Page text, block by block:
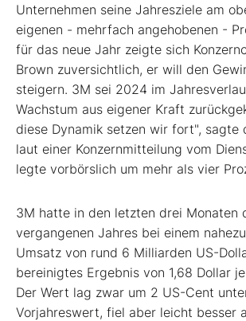
Unternehmen seine Jahresziele am
eigenen - mehrfach angehobenen -
für das neue Jahr zeigte sich
Brown zuversichtlich, er will den
steigern. 3M sei 2024 im
Wachstum aus eigener Kraft
diese Dynamik setzen wir fort", sagte
laut einer Konzernmitteilung vom
legte vorbörslich um mehr als vier
3M hatte in den letzten drei Monaten
vergangenen Jahres bei einem
Umsatz von rund 6 Milliarden US-
bereinigtes Ergebnis von 1,68 Dollar
Der Wert lag zwar um 2 US-Cent
Vorjahreswert, fiel aber leicht besser